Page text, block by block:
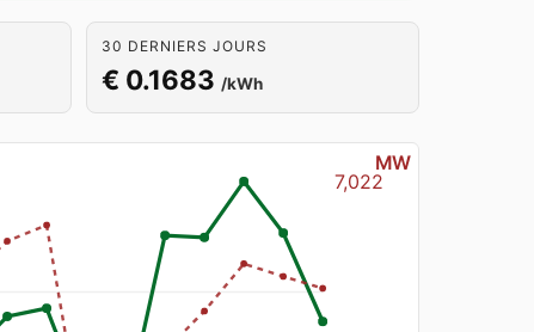
30 DERNIERS JOURS
€ 0.1683 /kWh
7,022
MW